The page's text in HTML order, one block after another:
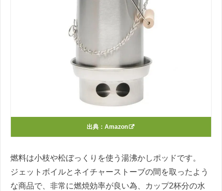
出典： Amazon
燃料は小枝や松ぼっくりを使う湯沸かしポッドです。
ジェットボイルとネイチャーストーブの間を取ったよう
な商品で、非常に燃焼効率が良い為、カップ2杯分の水